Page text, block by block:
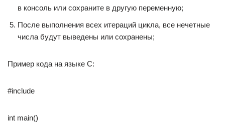
в консоль или сохраните в другую переменную;
После выполнения всех итераций цикла, все нечетные
числа будут выведены или сохранены;
Пример кода на языке C:
#include
int main()